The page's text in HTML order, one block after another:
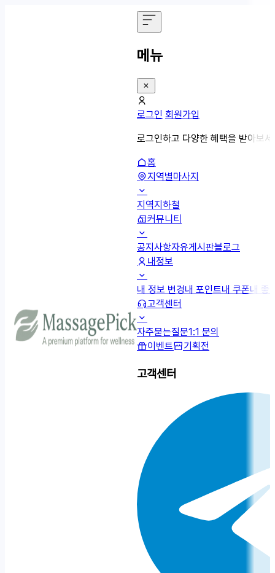
메뉴
로그인 회원가입
로그인하고 다양한 혜택을 받아보
홈
지역별마사지
지역지하철
커뮤니티
공지사항자유게시판블로그
내정보
내 정보 변경내 포인트내 쿠폰내 좋
고객센터
자주묻는질문1:1 문의
이벤트
기획전
고객센터